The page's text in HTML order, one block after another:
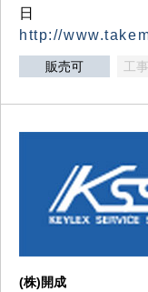
日
http://
販売可 工
(株)開成